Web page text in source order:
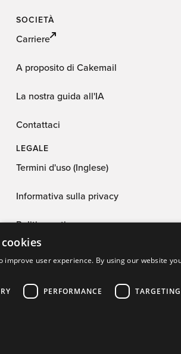
SOCIETÀ
Carriere
A proposito di Cakemail
La nostra guida all'IA
Contattaci
LEGALE
Termini d'uso (Inglese)
Informativa sulla privacy
Politica antispam
Informativa sui cookie
improve user experience. By using our website
PERFORMANCE TARGETING